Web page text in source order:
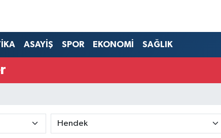
ASAYİŞ SPOR EKONOMİ SAĞLIK